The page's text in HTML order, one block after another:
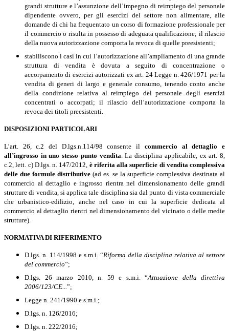
grandi strutture e l’assunzione dell’impegno di reimpiego del personale
dipendente ovvero, per gli esercizi del settore non alimentare, alle
domande di chi ha frequentato un corso di formazione professionale per
il commercio o risulta in possesso di adeguata qualificazione; il rilascio
della nuova autorizzazione comporta la revoca di quelle preesistenti;
stabiliscono i casi in cui l’autorizzazione all’ampliamento di una grande
struttura di vendita è dovuta a seguito di concentrazione o
accorpamento di esercizi autorizzati ex art. 24 Legge n. 426/1971 per la
vendita di generi di largo e generale consumo, tenendo conto anche
della condizione relativa al reimpiego del personale degli esercizi
concentrati o accorpati; il rilascio dell’autorizzazione comporta la
revoca dei titoli preesistenti.
DISPOSIZIONI PARTICOLARI
L’art. 26, c.2 del D.lgs.n.114/98 consente il commercio al dettaglio e
all’ingrosso in uno stesso punto vendita . La disciplina applicabile, ex art. 8,
c.2, lett. c) D.lgs. n. 147/2012, è riferita alla superficie di vendita complessiva
delle due formule distributive (ad es. se la superficie complessiva destinata al
commercio al dettaglio e ingrosso rientra nel dimensionamento delle grandi
strutture di vendita, si applica tale disciplina sia dal punto di vista commerciale
che urbanistico-edilizio, anche nel caso in cui la superficie dedicata al
commercio al dettaglio rientri nel dimensionamento del vicinato o delle medie
strutture).
NORMATIVA DI RIFERIMENTO
D.lgs. n. 114/1998 e s.m.i. “Riforma della disciplina relativa al settore
del commercio”;
D.lgs. 26 marzo 2010, n. 59 e s.m.i. “Attuazione della direttiva
2006/123/CE... ”;
Legge n. 241/1990 e s.m.i.;
D.lgs. n. 126/2016;
D.lgs. n. 222/2016;